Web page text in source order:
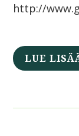
http://
LUE